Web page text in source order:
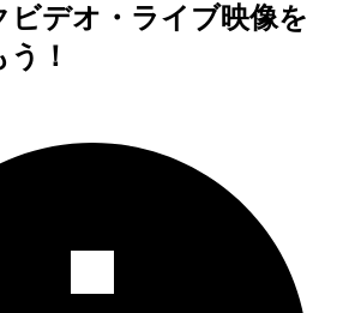
ビデオ・ライブ映像を
！